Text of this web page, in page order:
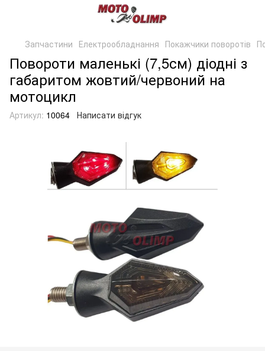
Запчастини Електрообладнання Покажчики поворотів
Повороти маленькі (7,5см) діодні з
габаритом жовтий/червоний на
мотоцикл
Артикул: 10064 Написати відгук